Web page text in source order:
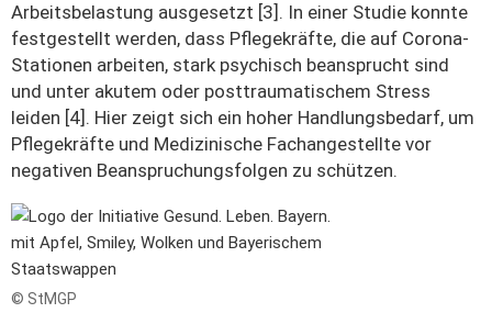
Arbeitsbelastung ausgesetzt [3]. In einer Studie konnte
festgestellt werden, dass Pflegekräfte, die auf Corona-
Stationen arbeiten, stark psychisch beansprucht sind
und unter akutem oder posttraumatischem Stress
leiden [4]. Hier zeigt sich ein hoher Handlungsbedarf, um
Pflegekräfte und Medizinische Fachangestellte vor
negativen Beanspruchungsfolgen zu schützen.
© StMGP